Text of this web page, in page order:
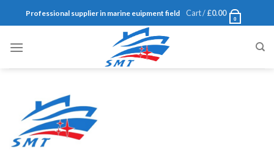
Professional supplier in marine euipment field Cart /£0.00
0